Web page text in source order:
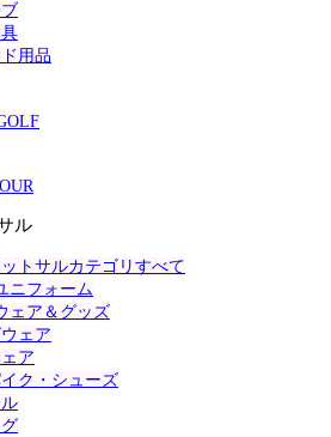
用品
ル
トサルカテゴリすべて
ニフォーム
ェア＆グッズ
ェア
ア
ク・シューズ